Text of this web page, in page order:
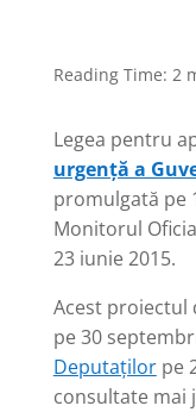
Reading Time: 2
Legea pentru
urgenţă a
promulgată pe
Monitorul
23 iunie 2015.
Acest proiectul
pe 30
Deputațilorpe
consultate mai